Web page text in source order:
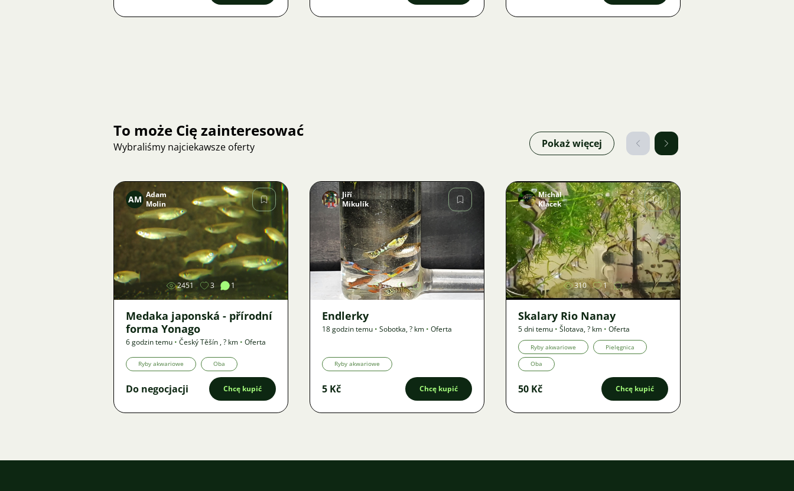
To może Cię zainteresować
Wybraliśmy najciekawsze oferty Pokaż więcej
Zdjęcie
AM Adam
Molin
2451 3 1
Medaka japonská - přírodní
forma Yonago
6 godzin temu • Český Těšín ,? km • Oferta
Ryby akwariowe Oba
Do negocjacji Chcę kupić
Zdjęcie
Jiří
Mikulík
41
Endlerky
18 godzin temu • Sobotka,? km • Oferta
Ryby akwariowe
5 Kč Chcę kupić
Zdjęcie
Michal
Klacek
310 1
Skalary Rio Nanay
5 dni temu • Šlotava,? km • Oferta
Ryby akwariowe Pielęgnica
Oba
50 Kč Chcę kupić